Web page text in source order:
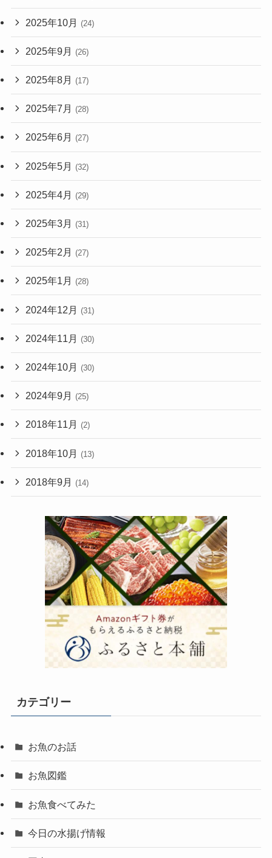
2025年10月 (24)
2025年9月 (26)
2025年8月 (17)
2025年7月 (28)
2025年6月 (27)
2025年5月 (32)
2025年4月 (29)
2025年3月 (31)
2025年2月 (27)
2025年1月 (28)
2024年12月 (31)
2024年11月 (30)
2024年10月 (30)
2024年9月 (25)
2018年11月 (2)
2018年10月 (13)
2018年9月 (14)
カテゴリー
お魚のお話
お魚図鑑
お魚食べてみた
今日の水揚げ情報